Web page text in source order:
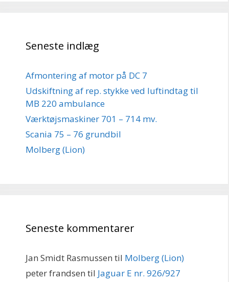
Seneste indlæg
Afmontering af motor på DC 7
Udskiftning af rep. stykke ved luftindtag til
MB 220 ambulance
Værktøjsmaskiner 701 – 714 mv.
Scania 75 – 76 grundbil
Molberg (Lion)
Seneste kommentarer
Jan Smidt Rasmussen til Molberg (Lion)
peter frandsen til Jaguar E nr. 926/927